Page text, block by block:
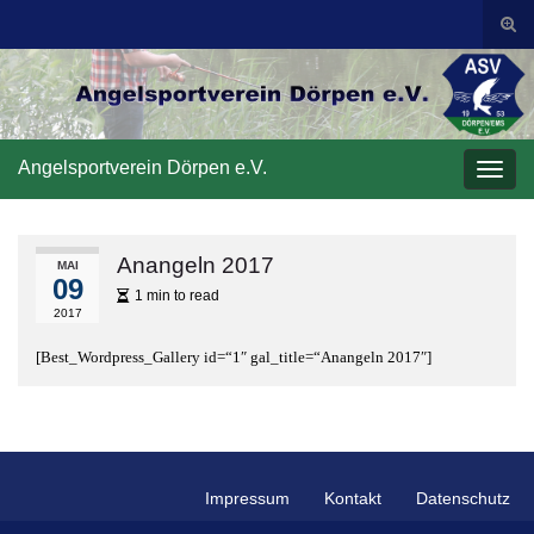
Search for:
Angelsportverein Dörpen e.V.
MAI
09
2017
Anangeln 2017
1 min to read
[Best_Wordpress_Gallery id=“1″ gal_title=“Anangeln 2017″]
Impressum Kontakt Datenschutz